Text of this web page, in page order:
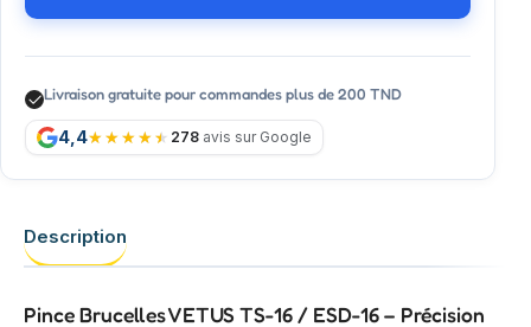
Livraison gratuite pour commandes plus de 200 TND
4,4 278 avis sur Google
Description
Pince Brucelles VETUS TS-16 / ESD-16 – Précision